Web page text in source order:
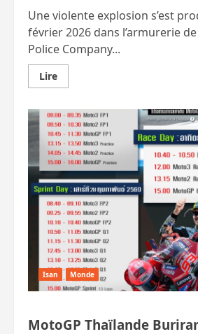
Une violente explosion s’est
février 2026 dans l’armurerie
Police Company...
LireEn
savoir
Explosion
dans
un
dépôt
d’armes
de
la
Police
des
frontières
à
Surin
Isan Monde
MotoGP Thaïlande